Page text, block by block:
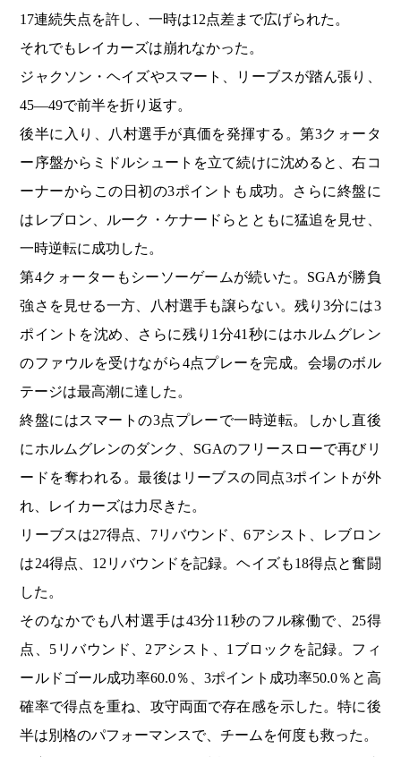
17連続失点を許し、一時は12点差まで広げられた。
それでもレイカーズは崩れなかった。
ジャクソン・ヘイズやスマート、リーブスが踏ん張り、
45―49で前半を折り返す。
後半に入り、八村選手が真価を発揮する。第3クォータ
ー序盤からミドルシュートを立て続けに沈めると、右コ
ーナーからこの日初の3ポイントも成功。さらに終盤に
はレブロン、ルーク・ケナードらとともに猛追を見せ、
一時逆転に成功した。
第4クォーターもシーソーゲームが続いた。SGAが勝負
強さを見せる一方、八村選手も譲らない。残り3分には3
ポイントを沈め、さらに残り1分41秒にはホルムグレン
のファウルを受けながら4点プレーを完成。会場のボル
テージは最高潮に達した。
終盤にはスマートの3点プレーで一時逆転。しかし直後
にホルムグレンのダンク、SGAのフリースローで再びリ
ードを奪われる。最後はリーブスの同点3ポイントが外
れ、レイカーズは力尽きた。
リーブスは27得点、7リバウンド、6アシスト、レブロン
は24得点、12リバウンドを記録。ヘイズも18得点と奮闘
した。
そのなかでも八村選手は43分11秒のフル稼働で、25得
点、5リバウンド、2アシスト、1ブロックを記録。フィ
ールドゴール成功率60.0％、3ポイント成功率50.0％と高
確率で得点を重ね、攻守両面で存在感を示した。特に後
半は別格のパフォーマンスで、チームを何度も救った。